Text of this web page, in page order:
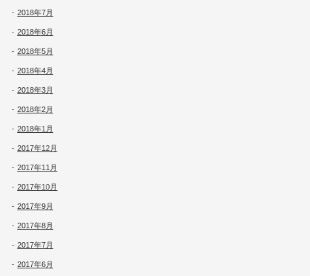
2018年7月
2018年6月
2018年5月
2018年4月
2018年3月
2018年2月
2018年1月
2017年12月
2017年11月
2017年10月
2017年9月
2017年8月
2017年7月
2017年6月